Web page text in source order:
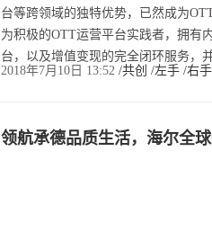
台等跨领域的独特优势，已然成为
为积极的OTT运营平台实践者，拥有
台，以及增值变现的完全闭环服务，
2018年7月10日 13:52 /共创 /左手 /右手
领航承德品质生活，海尔全